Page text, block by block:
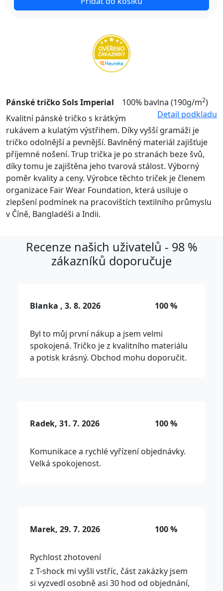
Pánské tričko Sols Imperial 100% bavlna (190g/m2)
Detail podkladu
Kvalitní pánské tričko s krátkým
rukávem a kulatým výstřihem. Díky vyšší gramáži je
tričko odolnější a pevnější. Bavlněný materiál zajišťuje
příjemné nošení. Trup trička je po stranách beze švů,
díky tomu je zajištěna jeho tvarová stálost. Výborný
poměr kvality a ceny. Výrobce těchto triček je členem
organizace Fair Wear Foundation, která usiluje o
zlepšení podmínek na pracovištích textilního průmyslu
v Číně, Bangladéši a Indii.
Recenze našich uživatelů - 98 %
zákazníků doporučuje
Blanka , 3. 8. 2026 100 %
Byl to můj první nákup a jsem velmi
spokojená. Tričko je z kvalitního materiálu
a potisk krásný. Obchod mohu doporučit.
Radek, 31. 7. 2026 100 %
Komunikace a rychlé vyřízení objednávky.
Velká spokojenost.
Marek, 29. 7. 2026 100 %
Rychlost zhotovení
z T-shock mi vyšli vstříc, část zakázky jsem
si vyzvedl osobně asi 30 hod od objednání,